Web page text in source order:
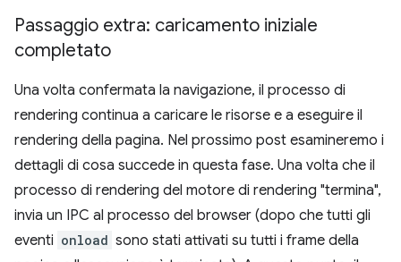
Passaggio extra: caricamento iniziale
completato
Una volta confermata la navigazione, il processo di
rendering continua a caricare le risorse e a eseguire il
rendering della pagina. Nel prossimo post esamineremo i
dettagli di cosa succede in questa fase. Una volta che il
processo di rendering del motore di rendering "termina",
invia un IPC al processo del browser (dopo che tutti gli
eventi onload sono stati attivati su tutti i frame della